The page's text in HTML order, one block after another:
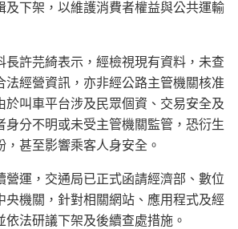
及下架，以維護消費者權益與公共運輸
長許芫綺表示，經檢視現有資料，未查
法經營資訊，亦非經公路主管機關核准
於叫車平台涉及民眾個資、交易安全及
身分不明或未受主管機關監管，恐衍生
甚至影響乘客人身安全。
營運，交通局已正式函請經濟部、數位
央機關，針對相關網站、應用程式及經
依法研議下架及後續查處措施。